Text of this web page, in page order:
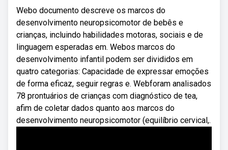
Webo documento descreve os marcos do
desenvolvimento neuropsicomotor de bebês e
crianças, incluindo habilidades motoras, sociais e de
linguagem esperadas em. Webos marcos do
desenvolvimento infantil podem ser divididos em
quatro categorias: Capacidade de expressar emoções
de forma eficaz, seguir regras e. Webforam analisados
78 prontuários de crianças com diagnóstico de tea,
afim de coletar dados quanto aos marcos do
desenvolvimento neuropsicomotor (equilíbrio cervical,.